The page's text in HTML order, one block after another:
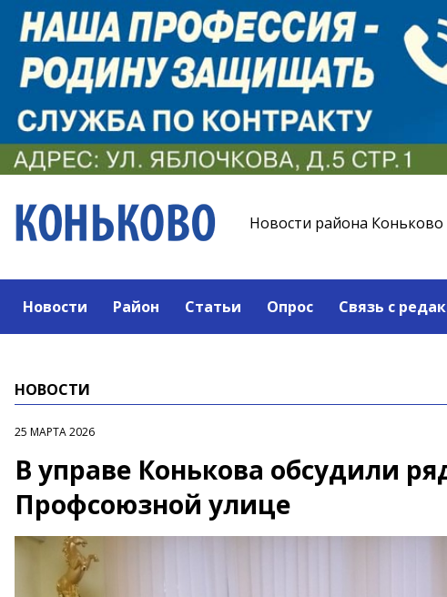
Новости района Коньково
Новости Район Статьи Опрос Связь с
НОВОСТИ
25 МАРТА 2026
В управе Конькова обсудили
Профсоюзной улице